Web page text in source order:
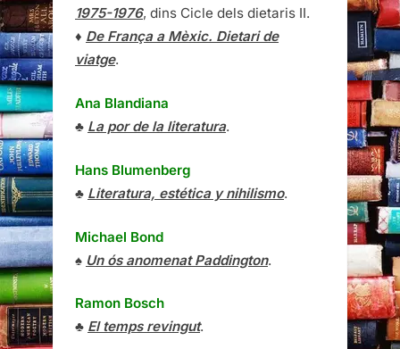
1975-1976, dins Cicle dels dietaris II.
♦ De França a Mèxic. Dietari de
viatge.
Ana Blandiana
♣ La por de la literatura.
Hans Blumenberg
♣ Literatura, estética y nihilismo.
Michael Bond
♠ Un ós anomenat Paddington.
Ramon Bosch
♣ El temps revingut.